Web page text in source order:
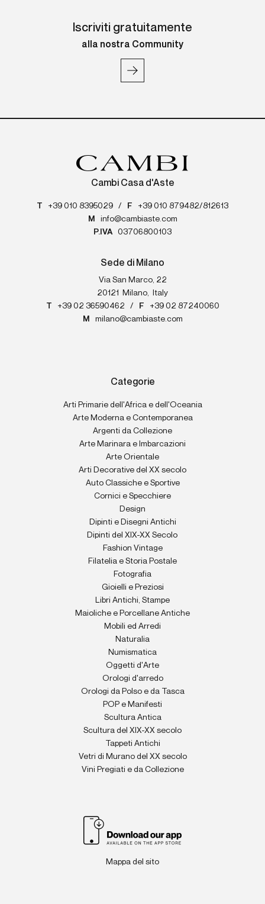
Iscriviti gratuitamente
alla nostra Community
Cambi Casa d'Aste
T +39 010 8395029 / F
+39 010 879482/812613
M
info@cambiaste.com
P.IVA
03706800103
Sede di Milano
Via San Marco, 22
20121
Milano,
Italy
T
+39 02 36590462 / F
+39 02 87240060
M
milano@cambiaste.com
Categorie
Arti Primarie dell'Africa e dell'Oceania
Arte Moderna e Contemporanea
Argenti da Collezione
Arte Marinara e Imbarcazioni
Arte Orientale
Arti Decorative del XX secolo
Auto Classiche e Sportive
Cornici e Specchiere
Design
Dipinti e Disegni Antichi
Dipinti del XIX-XX Secolo
Fashion Vintage
Filatelia e Storia Postale
Fotografia
Gioielli e Preziosi
Libri Antichi, Stampe
Maioliche e Porcellane Antiche
Mobili ed Arredi
Naturalia
Numismatica
Oggetti d'Arte
Orologi d'arredo
Orologi da Polso e da Tasca
POP e Manifesti
Scultura Antica
Scultura del XIX-XX secolo
Tappeti Antichi
Vetri di Murano del XX secolo
Vini Pregiati e da Collezione
Mappa del sito